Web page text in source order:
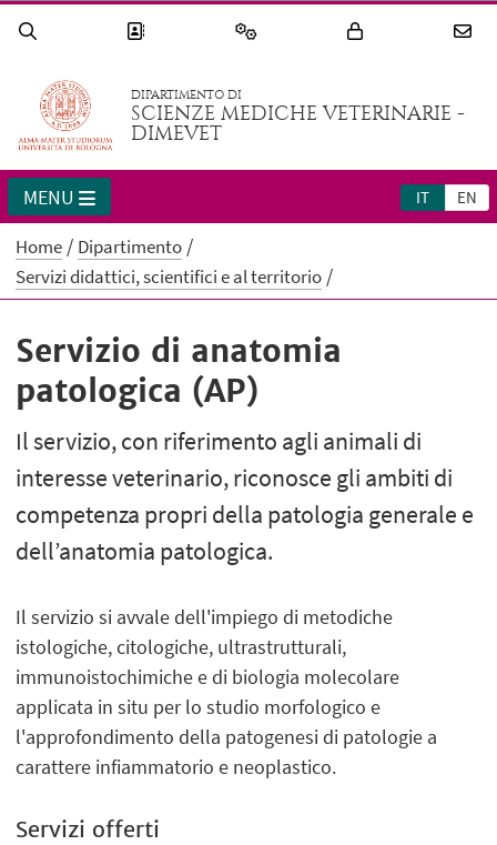
DIPARTIMENTO DI
SCIENZE MEDICHE VETERINARIE -
DIMEVET
IT EN
MENU
Home
Dipartimento
Servizi didattici, scientifici e al territorio
Servizio di anatomia
patologica (AP)
Il servizio, con riferimento agli animali di
interesse veterinario, riconosce gli ambiti di
competenza propri della patologia generale e
dell’anatomia patologica.
Il servizio si avvale dell'impiego di metodiche
istologiche, citologiche, ultrastrutturali,
immunoistochimiche e di biologia molecolare
applicata in situ per lo studio morfologico e
l'approfondimento della patogenesi di patologie a
carattere infiammatorio e neoplastico.
Servizi offerti